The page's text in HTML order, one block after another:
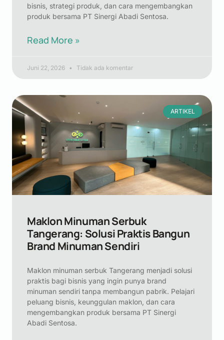
bisnis, strategi produk, dan cara mengembangkan
produk bersama PT Sinergi Abadi Sentosa.
Read More »
Juni 22, 2026 Tidak ada komentar
ARTIKEL
Maklon Minuman Serbuk
Tangerang: Solusi Praktis Bangun
Brand Minuman Sendiri
Maklon minuman serbuk Tangerang menjadi solusi
praktis bagi bisnis yang ingin punya brand
minuman sendiri tanpa membangun pabrik. Pelajari
peluang bisnis, keunggulan maklon, dan cara
mengembangkan produk bersama PT Sinergi
Abadi Sentosa.